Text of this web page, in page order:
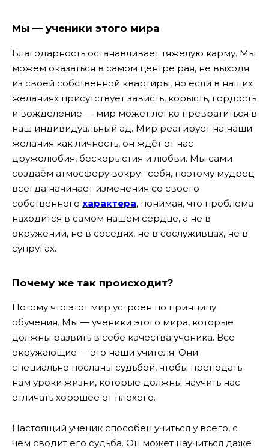
Мы — ученики этого мира
Благодарность останавливает тяжелую карму. Мы
можем оказаться в самом центре рая, не выходя
из своей собственной квартиры, но если в наших
желаниях присутствует зависть, корысть, гордость
и вожделение — мир может легко превратиться в
наш индивидуальный ад. Мир реагирует на наши
желания как личность, он ждёт от нас
дружелюбия, бескорыстия и любви. Мы сами
создаём атмосферу вокруг себя, поэтому мудрец
всегда начинает изменения со своего
собственного характера, понимая, что проблема
находится в самом нашем сердце, а не в
окружении, не в соседях, не в сослуживцах, не в
супругах.
Почему же так происходит?
Потому что этот мир устроен по принципу
обучения. Мы — ученики этого мира, которые
должны развить в себе качества ученика. Все
окружающие — это наши учителя. Они
специально посланы судьбой, чтобы преподать
нам уроки жизни, которые должны научить нас
отличать хорошее от плохого.
Настоящий ученик способен учиться у всего, с
чем сводит его судьба. Он может научиться даже